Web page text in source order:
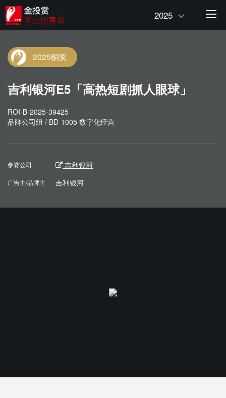
2025
2025铜奖
吉利银河E5「高热短剧抓人眼球」
ROI-B-2025-39425
品牌公司组 / BD-1005 数字化经营
参赛公司 吉利银河
广告主/品牌主 吉利银河